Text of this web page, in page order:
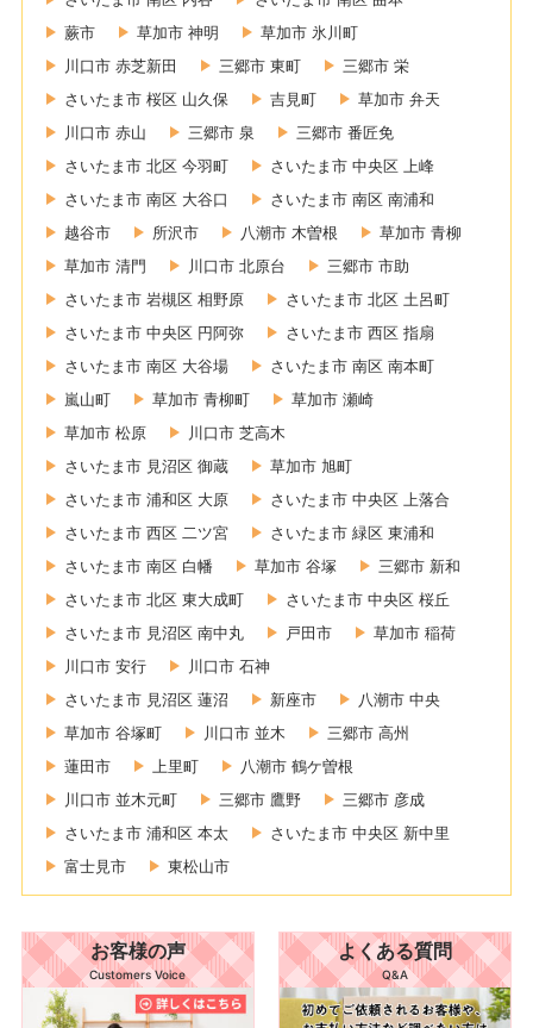
蕨市
草加市 神明
草加市 氷川町
川口市 赤芝新田
三郷市 東町
三郷市 栄
さいたま市 桜区 山久保
吉見町
草加市 弁天
川口市 赤山
三郷市 泉
三郷市 番匠免
さいたま市 北区 今羽町
さいたま市 中央区 上峰
さいたま市 南区 大谷口
さいたま市 南区 南浦和
越谷市
所沢市 八潮市 木曽根
草加市 青柳
草加市 清門
川口市 北原台
三郷市 市助
さいたま市 岩槻区 相野原
さいたま市 北区 土呂町
さいたま市 中央区 円阿弥
さいたま市 西区 指扇
さいたま市 南区 大谷場
さいたま市 南区 南本町
嵐山町
草加市 青柳町
草加市 瀬崎
草加市 松原
川口市 芝高木
さいたま市 見沼区 御蔵
草加市 旭町
さいたま市 浦和区 大原
さいたま市 中央区 上落合
さいたま市 西区 二ツ宮
さいたま市 緑区 東浦和
さいたま市 南区 白幡
草加市 谷塚
三郷市 新和
さいたま市 北区 東大成町
さいたま市 中央区 桜丘
さいたま市 見沼区 南中丸
戸田市
草加市 稲荷
川口市 安行
川口市 石神
さいたま市 見沼区 蓮沼
新座市
八潮市 中央
草加市 谷塚町
川口市 並木
三郷市 高州
蓮田市
上里町
八潮市 鶴ケ曽根
川口市 並木元町
三郷市 鷹野
三郷市 彦成
さいたま市 浦和区 本太
さいたま市 中央区 新中里
富士見市
東松山市
お客様の声
Customers Voice
よくある質問
Q&A